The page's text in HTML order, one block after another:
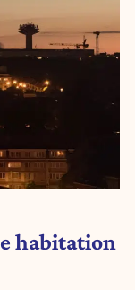
habitation